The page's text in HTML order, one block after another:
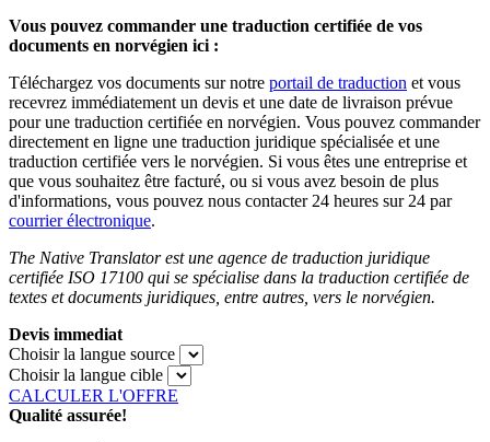
Vous pouvez commander une traduction certifiée de vos
documents en norvégien ici :
Téléchargez vos documents sur notre portail de traduction et vous
recevrez immédiatement un devis et une date de livraison prévue
pour une traduction certifiée en norvégien. Vous pouvez commander
directement en ligne une traduction juridique spécialisée et une
traduction certifiée vers le norvégien. Si vous êtes une entreprise et
que vous souhaitez être facturé, ou si vous avez besoin de plus
d'informations, vous pouvez nous contacter 24 heures sur 24 par
courrier électronique.
The Native Translator est une agence de traduction juridique
certifiée ISO 17100 qui se spécialise dans la traduction certifiée de
textes et documents juridiques, entre autres, vers le norvégien.
Devis immediat
Choisir la langue source
Choisir la langue cible
CALCULER L'OFFRE
Qualité assurée!